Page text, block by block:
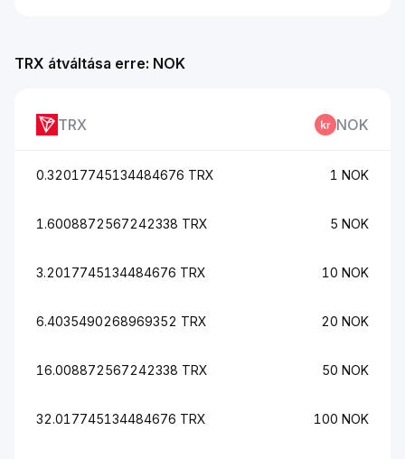
TRX átváltása erre: NOK
TRX NOK
0.32017745134484676 TRX 1 NOK
1.6008872567242338 TRX 5 NOK
3.2017745134484676 TRX 10 NOK
6.4035490268969352 TRX 20 NOK
16.008872567242338 TRX 50 NOK
32.017745134484676 TRX 100 NOK